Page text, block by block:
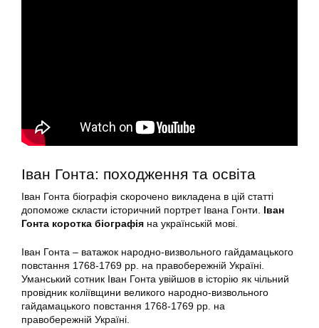
Іван Гонта: походження та освіта
Іван Гонта біографія скорочено викладена в цій статті
допоможе скласти історичний портрет Івана Гонти. Іван
Гонта коротка біографія на українській мові.
Іван Гонта – ватажок народно-визвольного гайдамацького
повстання 1768-1769 рр. на правобережній Україні.
Уманський сотник Іван Гонта увійшов в історію як чільний
провідник коліївщини великого народно-визвольного
гайдамацького повстання 1768-1769 рр. на
правобережній Україні.